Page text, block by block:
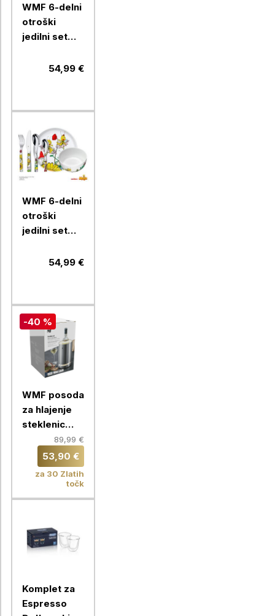
WMF 6-delni
otroški
jedilni set
54,99 €
WMF 6-delni
otroški
jedilni set
54,99 €
-40 %
WMF posoda
za hlajenje
steklenic
Ambient89,99 €
53,90 €
za 30 Zlatih
točk
Komplet za
Espresso